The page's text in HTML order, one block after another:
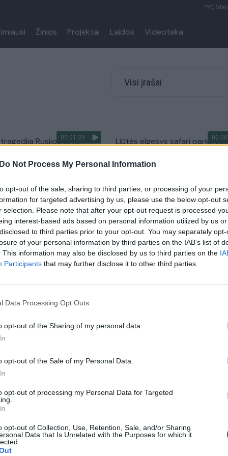
Do Not Process My Personal Information
opt-out of the sale, sharing to third parties, or processing of your
for targeted advertising by us, please use the below opt-out
selection. Please note that after your opt-out request is processed
interest-based ads based on personal information utilized by us
to third parties prior to your opt-out. You may separately
of your personal information by third parties on the IAB’s list of
This information may also be disclosed by us to third parties on the
Participants that may further disclose it to other third parties.
Data Processing Opt Outs
opt-out of the Sharing of my personal data.
opt-out of the Sale of my Personal Data.
opt-out of processing my Personal Data for Targeted
opt-out of Collection, Use, Retention, Sale, and/or Sharing
Data that Is Unrelated with the Purposes for which it
1°C,
Žinios Projektai Laidos Videoteka
Visi įrašai
00:01:29
Rusijos cirke –
Liūtės elgesys safari parke
00:00:57
šeimą paliko
niekur
Liūtės bandymas sumedžioti
begemotą jai atsirūgo ne
Žinios | Augintinis
Pasaulis